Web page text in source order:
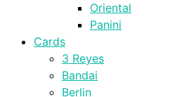
Oriental
Panini
Cards
3 Reyes
Bandai
Berlin